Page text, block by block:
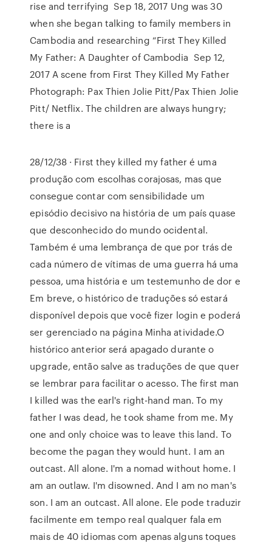
rise and terrifying Sep 18, 2017 Ung was 30
when she began talking to family members in
Cambodia and researching “First They Killed
My Father: A Daughter of Cambodia Sep 12,
2017 A scene from First They Killed My Father
Photograph: Pax Thien Jolie Pitt/Pax Thien Jolie
Pitt/ Netflix. The children are always hungry;
there is a
28/12/38 · First they killed my father é uma
produção com escolhas corajosas, mas que
consegue contar com sensibilidade um
episódio decisivo na história de um país quase
que desconhecido do mundo ocidental.
Também é uma lembrança de que por trás de
cada número de vítimas de uma guerra há uma
pessoa, uma história e um testemunho de dor e
Em breve, o histórico de traduções só estará
disponível depois que você fizer login e poderá
ser gerenciado na página Minha atividade.O
histórico anterior será apagado durante o
upgrade, então salve as traduções de que quer
se lembrar para facilitar o acesso. The first man
I killed was the earl's right-hand man. To my
father I was dead, he took shame from me. My
one and only choice was to leave this land. To
become the pagan they would hunt. I am an
outcast. All alone. I'm a nomad without home. I
am an outlaw. I'm disowned. And I am no man's
son. I am an outcast. All alone. Ele pode traduzir
facilmente em tempo real qualquer fala em
mais de 40 idiomas com apenas alguns toques